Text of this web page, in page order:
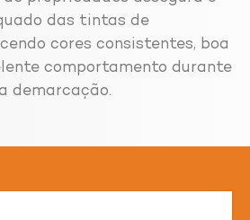
das tintas de
cores consistentes, boa
comportamento durante
demarcação.